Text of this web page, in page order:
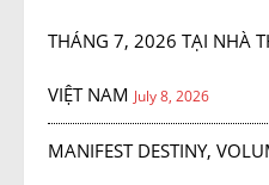
THÁNG 7, 2026 TẠI NHÀ
VIỆT NAM July 8, 2026
MANIFEST DESTINY,